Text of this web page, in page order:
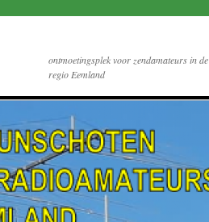
ontmoetingsplek voor zendamateurs in de
regio Eemland